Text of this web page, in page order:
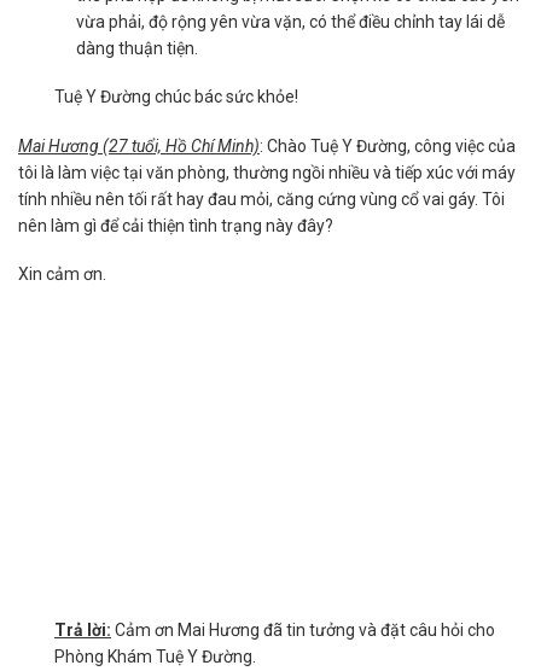
vừa phải, độ rộng yên vừa vặn, có thể điều chỉnh tay lái dễ
dàng thuận tiện.
Tuệ Y Đường chúc bác sức khỏe!
Mai Hương (27 tuổi, Hồ Chí Minh): Chào Tuệ Y Đường, công việc của
tôi là làm việc tại văn phòng, thường ngồi nhiều và tiếp xúc với máy
tính nhiều nên tối rất hay đau mỏi, căng cứng vùng cổ vai gáy. Tôi
nên làm gì để cải thiện tình trạng này đây?
Xin cảm ơn.
Trả lời: Cảm ơn Mai Hương đã tin tưởng và đặt câu hỏi cho
Phòng Khám Tuệ Y Đường.